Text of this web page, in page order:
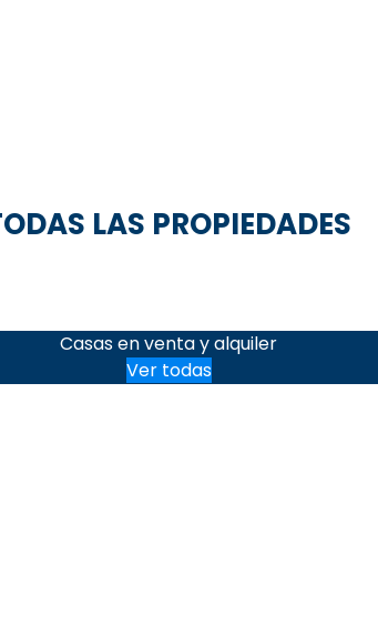
LAS PROPIEDADES
Casas en venta y alquiler
Ver todas